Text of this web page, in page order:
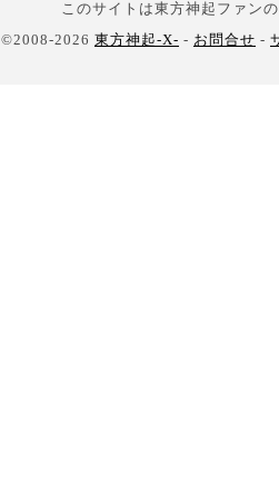
このサイトは東方神起ファン
©2008-2026 東方神起-X- - お問合せ -